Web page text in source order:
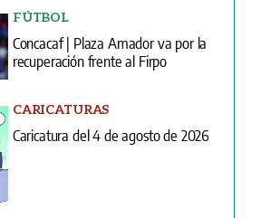
FÚTBOL
Concacaf | Plaza Amador va por la
recuperación frente al Firpo
CARICATURAS
Caricatura del 4 de agosto de 2026